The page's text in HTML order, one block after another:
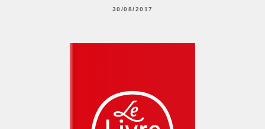
30/08/2017